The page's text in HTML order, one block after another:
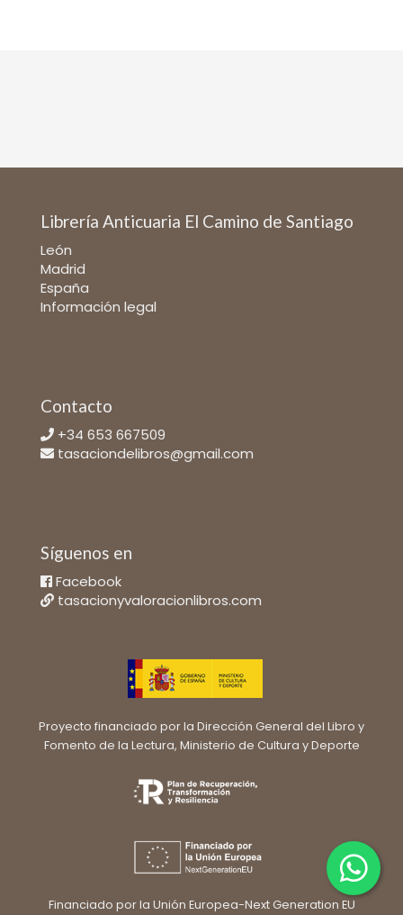
Librería Anticuaria El Camino de Santiago
León
Madrid
España
Información legal
Contacto
+34 653 667509
tasaciondelibros@gmail.com
Síguenos en
Facebook
tasacionyvaloracionlibros.com
Proyecto financiado por la Dirección General del Libro y
Fomento de la Lectura, Ministerio de Cultura y Deporte
Financiado por la Unión Europea-Next Generation EU